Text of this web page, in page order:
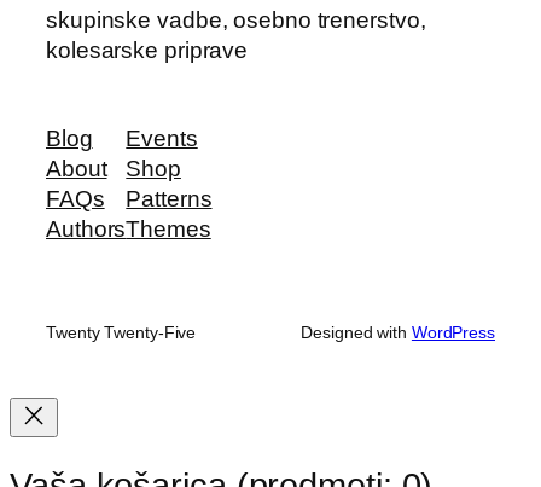
skupinske vadbe, osebno trenerstvo,
kolesarske priprave
Blog
About
FAQs
Authors
Events
Shop
Patterns
Themes
Twenty Twenty-Five Designed with WordPress